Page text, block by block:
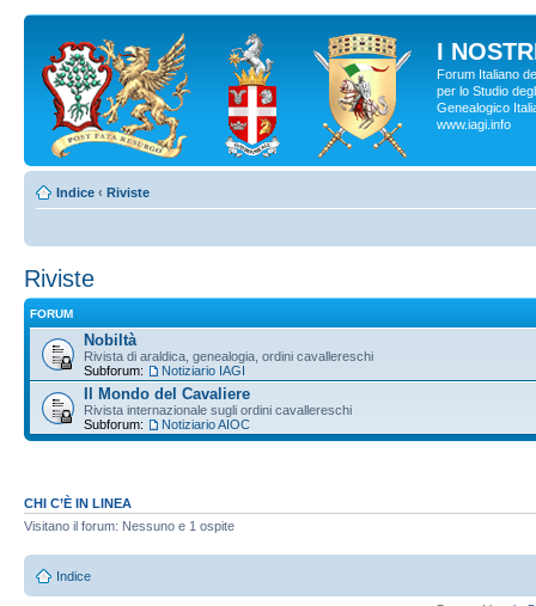
I
Forum Italiano
per lo Studio
Genealogico
www.iagi.info
Indice ‹ Riviste
Riviste
FORUM
Nobiltà
Rivista di araldica, genealogia, ordini cavallereschi
Subforum:
Notiziario IAGI
Il Mondo del Cavaliere
Rivista internazionale sugli ordini cavallereschi
Subforum:
Notiziario AIOC
CHI C’È IN LINEA
Visitano il forum: Nessuno e 1 ospite
Indice